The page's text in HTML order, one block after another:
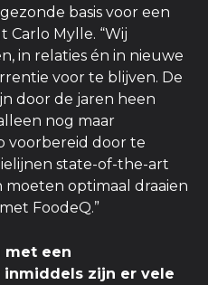
basis voor een
Carlo Mylle. “Wij
in relaties én in nieuwe
voor te blijven. De
door de jaren heen
nog maar
voorbereid door te
state-of-the-art
optimaal draaien
FoodeQ.”
met een
zijn er vele